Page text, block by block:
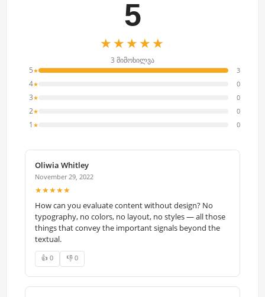
5
★★★★★
3 მიმოხილვა
5★ 3
4★ 0
3★ 0
2★ 0
1 ★ 0
Oliwia Whitley
November 29, 2022
★★★★★
How can you evaluate content without design? No
typography, no colors, no layout, no styles — all those
things that convey the important signals beyond the
textual.
👍 0 👎 0